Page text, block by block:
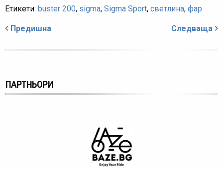
Етикети: buster 200, sigma, Sigma Sport, светлина, фар
Предишна Следваща
ПАРТНЬОРИ